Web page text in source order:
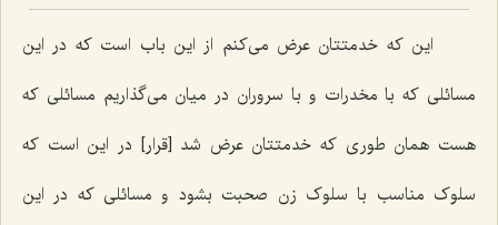
این که خدمتتان عرض می‌کنم از این باب است که در این
مسائلی که با مخدرات و با سروران در میان می‌گذاریم مسائلی که
هست همان طوری که خدمتتان عرض شد [قرار] در این است که
سلوک مناسب با سلوک زن صحبت بشود و مسائلی که در این